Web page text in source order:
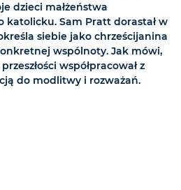
dzieci małżeństwa
katolicku. Sam Pratt dorastał w
siebie jako chrześcijanina
wspólnoty. Jak mówi,
współpracował z
do modlitwy i rozważań.